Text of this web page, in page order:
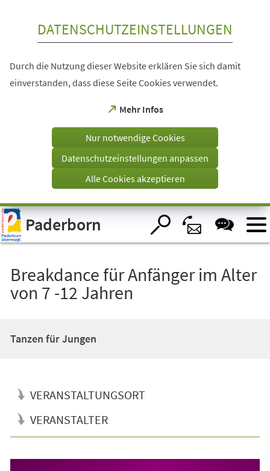
Visuelle
Assistenzsoftware
öffnen.
DATENSCHUTZEINSTELLUNGEN
Durch die Nutzung dieser Website erklären Sie sich damit
einverstanden, dass diese Seite Cookies verwendet.
Mehr Infos
(Öffnet
einem
Tab)
Nur notwendige Cookies
Datenschutzeinstellungen anpassen
Alle Cookies akzeptieren
Paderborn
Breakdance für Anfänger im Alter
von 7 -12 Jahren
Tanzen für Jungen
VERANSTALTUNGSORT
VERANSTALTER